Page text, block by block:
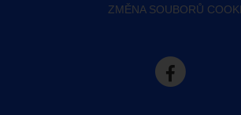
ZMĚNA SOUBORŮ